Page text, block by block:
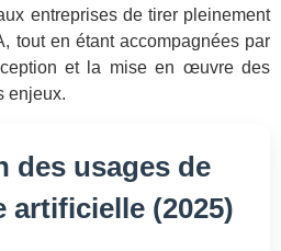
entreprises de tirer pleinement
tout en étant accompagnées par
et la mise en œuvre des
enjeux.
des usages de
artificielle (2025)